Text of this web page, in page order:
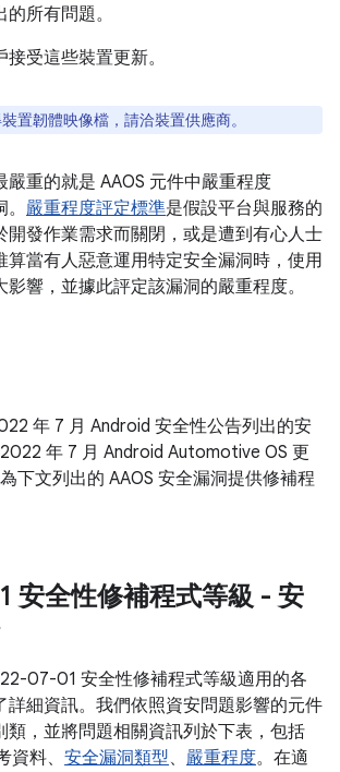
所有問題。
受這些裝置更新。
裝置韌體映像檔，請洽裝置供應商。
嚴重的就是 AAOS 元件中嚴重程度
嚴重程度評定標準是假設平台與服務的
開發作業需求而關閉，或是遭到有心人士
算當有人惡意運用特定安全漏洞時，使用
響，並據此評定該漏洞的嚴重程度。
年 7 月 Android 安全性公告列出的安
年 7 月 Android Automotive OS 更
下文列出的 AAOS 安全漏洞提供修補程
安全性修補程式等級 - 安
07-01 安全性修補程式等級適用的各
詳細資訊。我們依照資安問題影響的元件
類，並將問題相關資訊列於下表，包括
資料、 安全漏洞類型、 嚴重程度。在適